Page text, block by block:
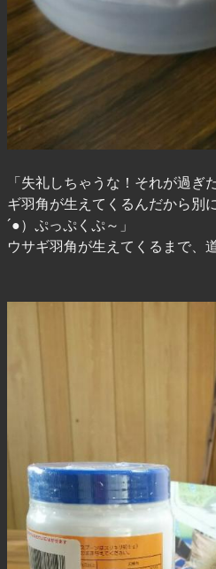
「失礼しちゃうな！それが過ぎ
ギ羽角が生えてくるんだから別
´●）ぷっぷくぷ～」
ウサギ羽角が生えてくるまで、